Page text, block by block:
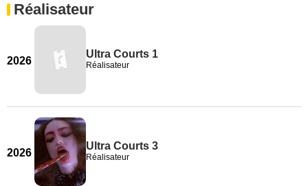
Réalisateur
2026
Ultra Courts 1
Réalisateur
2026
Ultra Courts 3
Réalisateur